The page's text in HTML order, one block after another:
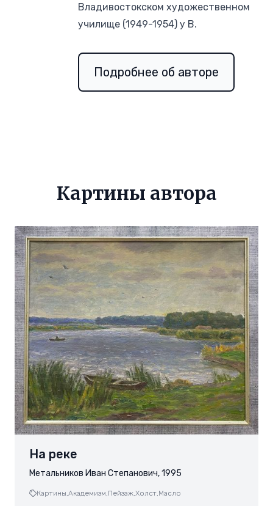
Владивостокском художественном
училище (1949-1954) у В.
Подробнее об авторе
Картины автора
На реке
Метальников Иван Степанович, 1995
Картины,Академизм,Пейзаж,Холст,Масло